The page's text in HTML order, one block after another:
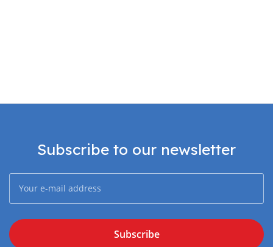
Subscribe to our newsletter
Subscribe